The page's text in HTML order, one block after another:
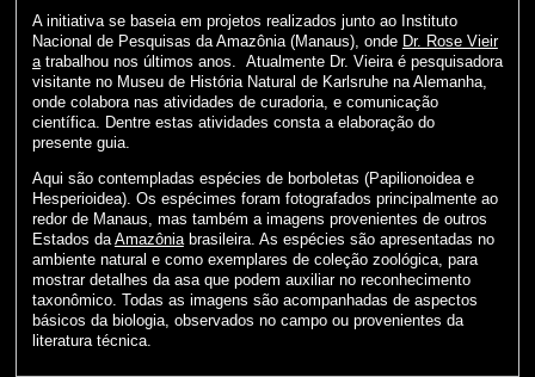
A initiativa se baseia em projetos realizados junto ao Instituto
Nacional de Pesquisas da Amazônia (Manaus), onde Dr. Rose Vieir
atrabalhou nos últimos anos. Atualmente Dr. Vieira é pesquisadora
visitante no Museu de História Natural de Karlsruhe na Alemanha,
onde colabora nas atividades de curadoria, e comunicação
científica. Dentre estas atividades consta a elaboração do
presente guia.
Aqui são contempladas espécies de borboletas (Papilionoidea e
Hesperioidea). Os espécimes foram fotografados principalmente ao
redor de Manaus, mas também a imagens provenientes de outros
Estados daAmazôniabrasileira. As espécies são apresentadas no
ambiente natural e como exemplares de coleção zoológica, para
mostrar detalhes da asa que podem auxiliar no reconhecimento
taxonômico. Todas as imagens são acompanhadas de aspectos
básicos da biologia, observados no campo ou provenientes da
literatura técnica.